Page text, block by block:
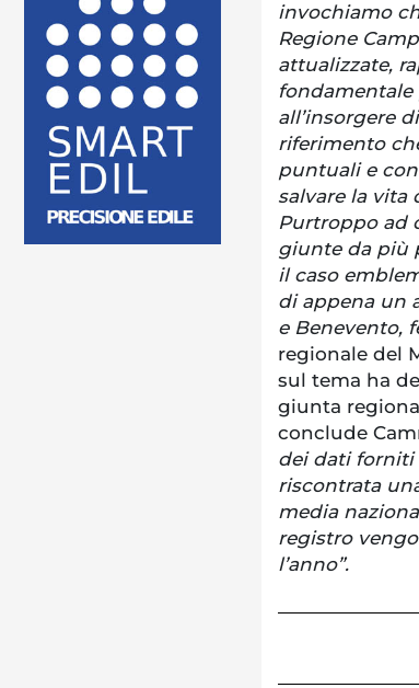
invochiamo
Regione
attualizzate,
all’insorgere
riferimento
puntuali e
salvare la
Purtroppo ad
giunte da più
il caso
di appena un
e Benevento,
regionale del
sul tema ha
giunta
conclude
dei dati forniti
riscontrata
media
registro
l’anno”.